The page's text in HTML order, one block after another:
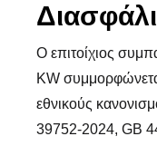
Ο επιτοίχιος
KW
εθνικούς
39752-2024, GB